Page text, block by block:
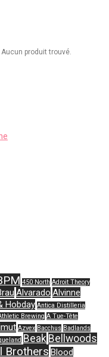
Aucun produit trouvé.
450 North Adroit Theory
Alvarado Alvinne
Hobday Antica Distilleria
Brewing A Tue-Tête
Azvex Bacchus Badlands
Beak Bellwoods
Brothers Blood